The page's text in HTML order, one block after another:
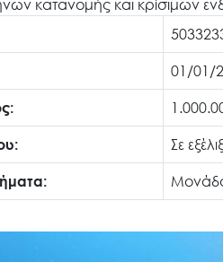
κατανομής και κρίσιμων
01/01/
Σε